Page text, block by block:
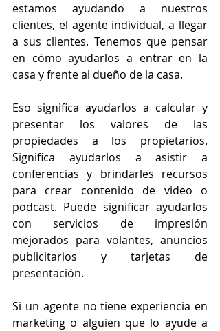
estamos ayudando a nuestros
clientes, el agente individual, a llegar
a sus clientes. Tenemos que pensar
en cómo ayudarlos a entrar en la
casa y frente al dueño de la casa.
Eso significa ayudarlos a calcular y
presentar los valores de las
propiedades a los propietarios.
Significa ayudarlos a asistir a
conferencias y brindarles recursos
para crear contenido de video o
podcast. Puede significar ayudarlos
con servicios de impresión
mejorados para volantes, anuncios
publicitarios y tarjetas de
presentación.
Si un agente no tiene experiencia en
marketing o alguien que lo ayude a